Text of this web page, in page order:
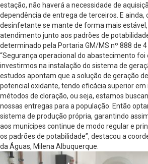
estação, não haverá a necessidade de
dependência de entrega de terceiros. E ainda,
desinfetante se mante de forma mais
atendimento junto aos padrões de
determinado pela Portaria GM/MS nº 888 de 4
“Segurança operacional do abastecimento foi
investirmos na instalação do sistema de
estudos apontam que a solução de geração
potencial oxidante, tendo eficácia superior em
métodos de cloração, ou seja, estamos
nossas entregas para a população. Então
sistema de produção própria, garantindo
aos munícipes continue de modo regular e
os padrões de potabilidade”, destacou a
da Águas, Milena Albuquerque.